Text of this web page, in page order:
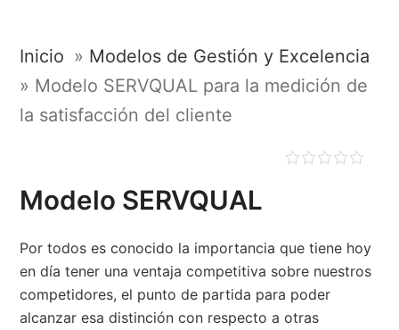
Inicio » Modelos de Gestión y Excelencia
» Modelo SERVQUAL para la medición de
la satisfacción del cliente
Modelo SERVQUAL
Por todos es conocido la importancia que tiene hoy
en día tener una ventaja competitiva sobre nuestros
competidores, el punto de partida para poder
alcanzar esa distinción con respecto a otras